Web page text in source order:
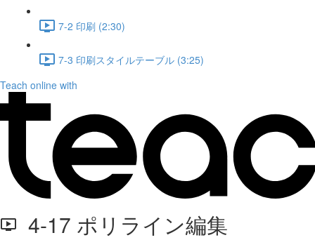
7-2 印刷 (2:30)
7-3 印刷スタイルテーブル (3:25)
Teach online with
4-17 ポリライン編集